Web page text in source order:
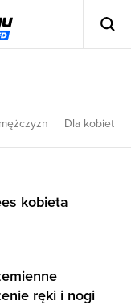
Dla kobiet
kobieta
ręki i nogi